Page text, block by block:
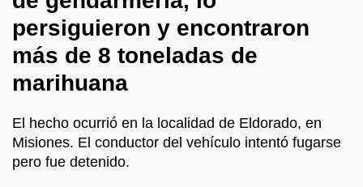
persiguieron y encontraron
más de 8 toneladas de
marihuana
El hecho ocurrió en la localidad de Eldorado, en
Misiones. El conductor del vehículo intentó fugarse
pero fue detenido.